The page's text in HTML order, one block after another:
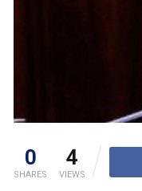
0
SHARES
4
VIEWS